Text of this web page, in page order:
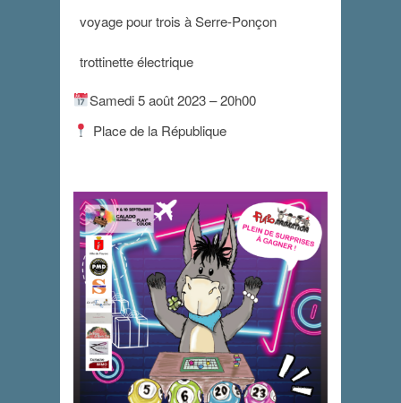
voyage pour trois à Serre-Ponçon
trottinette électrique
Samedi 5 août 2023 – 20h00
Place de la République